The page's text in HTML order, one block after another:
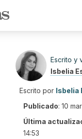
Escrito y
Isbelia
Escrito por Isbelia
Publicado: 10
Última
14:53